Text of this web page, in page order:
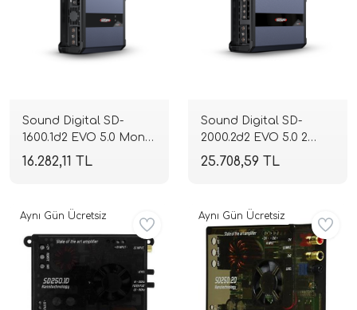
Sound Digital SD-
1600.1d2 EVO 5.0 Mono
Blok Full Range
Amplifikatör | 2 Ohm
16.282,11 TL
Sound Digital SD-
2000.2d2 EVO 5.0 2
Kanallı Full Range
Amplifikatör | 1 Ohm
25.708,59 TL
Aynı Gün Ücretsiz Aynı Gün Ücretsiz